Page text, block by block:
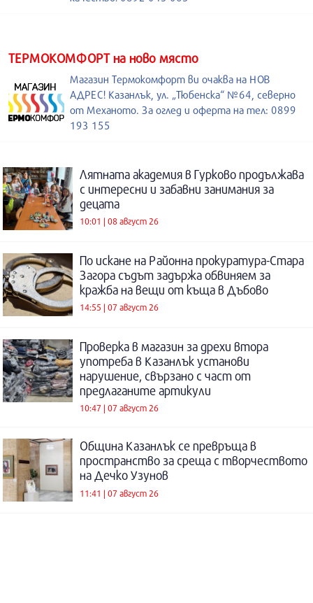
ТЕРМОКОМФОРТ на ново място
Магазин Термокомфорт ви очаква на НОВ
АДРЕС! Казанлък, ул. „Тюбенска“ №64, северно
от Механото. За оглед и оферта на тел: 0899
193 155
Лятната академия в Гурково продължава
с интересни и забавни занимания за
децата
10:01 | 08 август 26
По искане на Районна прокуратура-Стара
Загора съдът задържа обвиняем за
кражба на вещи от къща в Дъбово
14:55 | 07 август 26
Проверка в магазин за дрехи втора
употреба в Казанлък установи
нарушение, свързано с част от
предлаганите артикули
10:47 | 07 август 26
Община Казанлък се превръща в
пространство за среща с творчеството
на Дечко Узунов
11:41 | 07 август 26